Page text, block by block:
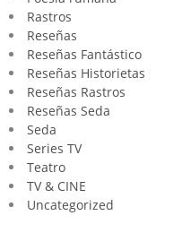
Rastros
Reseñas
Reseñas Fantástico
Reseñas Historietas
Reseñas Rastros
Reseñas Seda
Seda
Series TV
Teatro
TV & CINE
Uncategorized